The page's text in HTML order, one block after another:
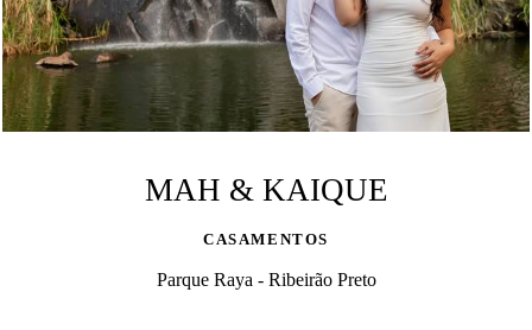
MAH & KAIQUE
CASAMENTOS
Parque Raya - Ribeirão Preto